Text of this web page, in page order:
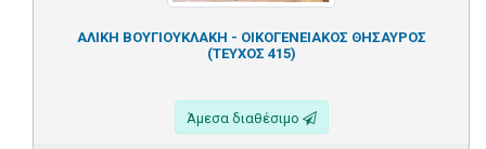
ΑΛΙΚΗ ΒΟΥΓΙΟΥΚΛΑΚΗ - ΟΙΚΟΓΕΝΕΙΑΚΟΣ ΘΗΣΑΥΡΟΣ
(ΤΕΥΧΟΣ 415)
Άμεσα διαθέσιμο